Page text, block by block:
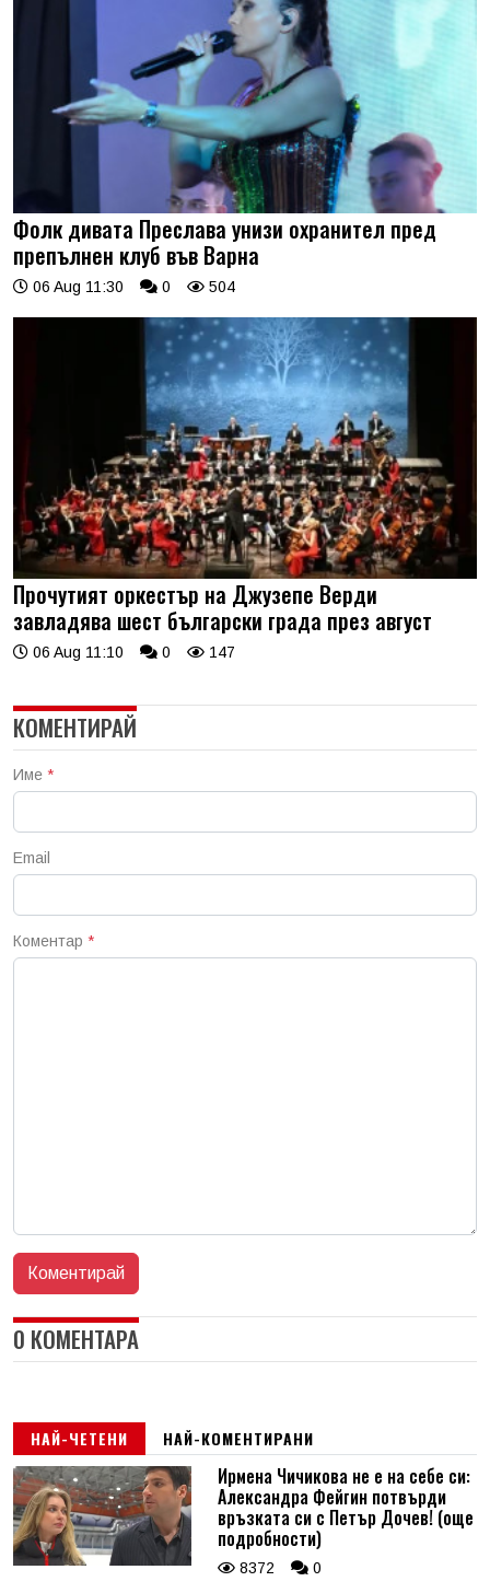
Фолк дивата Преслава унизи охранител пред
препълнен клуб във Варна
06 Aug 11:30 0 504
Прочутият оркестър на Джузепе Верди
завладява шест български града през август
06 Aug 11:10 0 147
КОМЕНТИРАЙ
Име *
Email
Коментар *
0 КОМЕНТАРА
НАЙ-ЧЕТЕНИ НАЙ-КОМЕНТИРАНИ
Ирмена Чичикова не е на себе си:
Александра Фейгин потвърди
връзката си с Петър Дочев! (още
подробности)
8372 0